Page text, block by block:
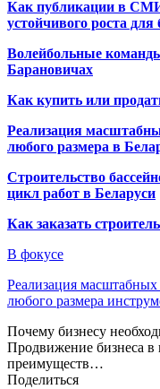
Как публикации в
устойчивого роста для
Волейбольные
Барановичах
Как купить или
Реализация
любого размера в
Строительство
цикл работ в Беларуси
Как заказать
В фокусе
Реализация
любого размера
Почему бизнесу
Продвижение бизнеса в
преимуществ…
Поделиться